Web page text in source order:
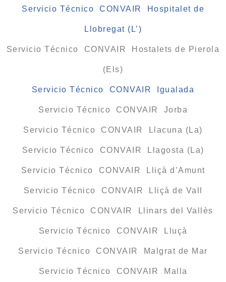
Servicio Técnico CONVAIR Hospitalet de
Llobregat (L’)
Servicio Técnico CONVAIR Hostalets de Pierola
(Els)
Servicio Técnico CONVAIR Igualada
Servicio Técnico CONVAIR Jorba
Servicio Técnico CONVAIR Llacuna (La)
Servicio Técnico CONVAIR Llagosta (La)
Servicio Técnico CONVAIR Lliçà d’Amunt
Servicio Técnico CONVAIR Lliçà de Vall
Servicio Técnico CONVAIR Llinars del Vallès
Servicio Técnico CONVAIR Lluçà
Servicio Técnico CONVAIR Malgrat de Mar
Servicio Técnico CONVAIR Malla